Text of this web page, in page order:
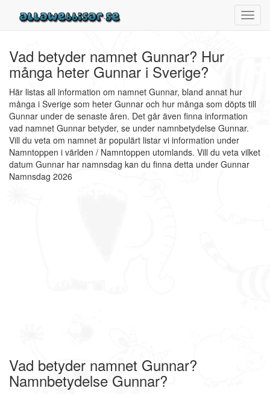
Vad betyder namnet Gunnar? Hur
många heter Gunnar i Sverige?
Här listas all information om namnet Gunnar, bland annat hur
många i Sverige som heter Gunnar och hur många som döpts till
Gunnar under de senaste åren. Det går även finna information
vad namnet Gunnar betyder, se under namnbetydelse Gunnar.
Vill du veta om namnet är populärt listar vi information under
Namntoppen i världen / Namntoppen utomlands. Vill du veta vilket
datum Gunnar har namnsdag kan du finna detta under Gunnar
Namnsdag 2026
Vad betyder namnet Gunnar?
Namnbetydelse Gunnar?